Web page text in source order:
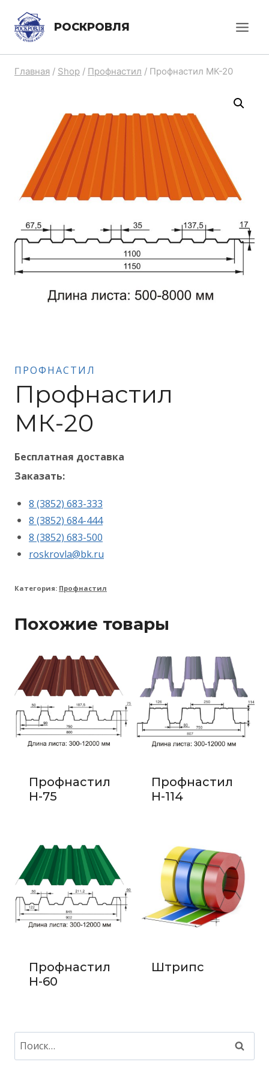
Перейти
РОСКРОВЛЯ
Главная / Shop / Профнастил / Профнастил МК-20
ПРОФНАСТИЛ
Профнастил
МК-20
Бесплатная доставка
Заказать:
8 (3852) 683-333
8 (3852) 684-444
8 (3852) 683-500
roskrovla@bk.ru
Категория: Профнастил
Похожие товары
Профнастил
Н-75
Профнастил
Н-114
Профнастил
Н-60
Штрипс
Найти: